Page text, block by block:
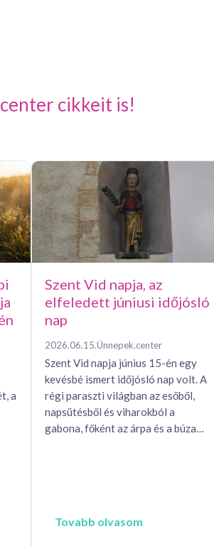
cikkeit is!
a
Szent Vid napja, az
elfeledett júniusi időjósló
nap
2026.06.15.Ünnepek.center
Szent Vid napja június 15-én egy
kevésbé ismert időjósló nap volt. A
régi paraszti világban az esőből,
napsütésből és viharokból a
gabona, főként az árpa és a búza…
Tovabb olvasom